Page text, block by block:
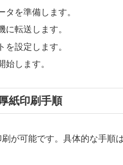
タを準備します。
に転送します。
を設定します。
します。
紙印刷手順
が可能です。具体的な手順